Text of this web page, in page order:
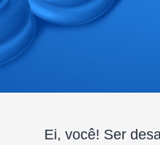
Ei, você! Ser